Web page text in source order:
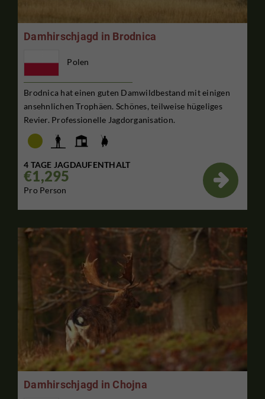
Damhirschjagd in Brodnica
Polen
Brodnica hat einen guten Damwildbestand mit einigen
ansehnlichen Trophäen. Schönes, teilweise hügeliges
Revier. Professionelle Jagdorganisation.
4 TAGE JAGDAUFENTHALT
€1,295
Pro Person

Damhirschjagd in Chojna